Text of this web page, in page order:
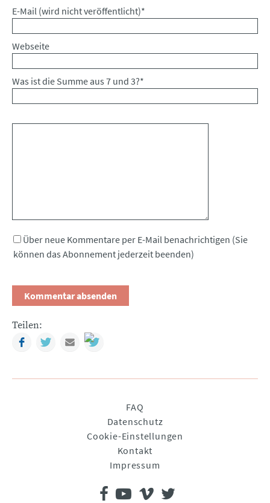
Pflichtfeld
E-Mail (wird nicht veröffentlicht)*
Webseite
Was ist die Summe aus 7 und 3?*
Über neue Kommentare per E-Mail benachrichtigen (Sie
können das Abonnement jederzeit beenden)
Teilen:
FacebookTwitterMail
FAQ
Datenschutz
Cookie-Einstellungen
Kontakt
Impressum